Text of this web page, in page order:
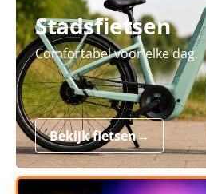
Stadsfietsen
Comfortabel voor elke dag.
Bekijk fietsen→